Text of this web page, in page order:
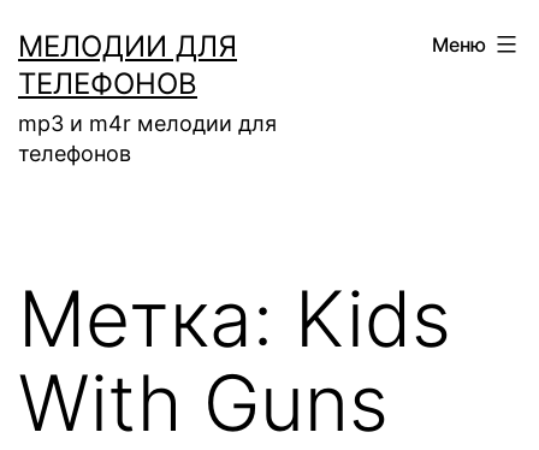
содержимому
МЕЛОДИИ ДЛЯ
ТЕЛЕФОНОВ
mp3 и m4r мелодии для
телефонов
Меню
Метка: Kids
With Guns